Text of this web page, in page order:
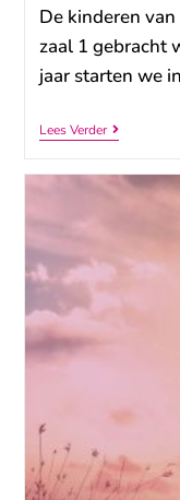
De kinderen
zaal 1 gebracht
jaar starten we
Lees Verder